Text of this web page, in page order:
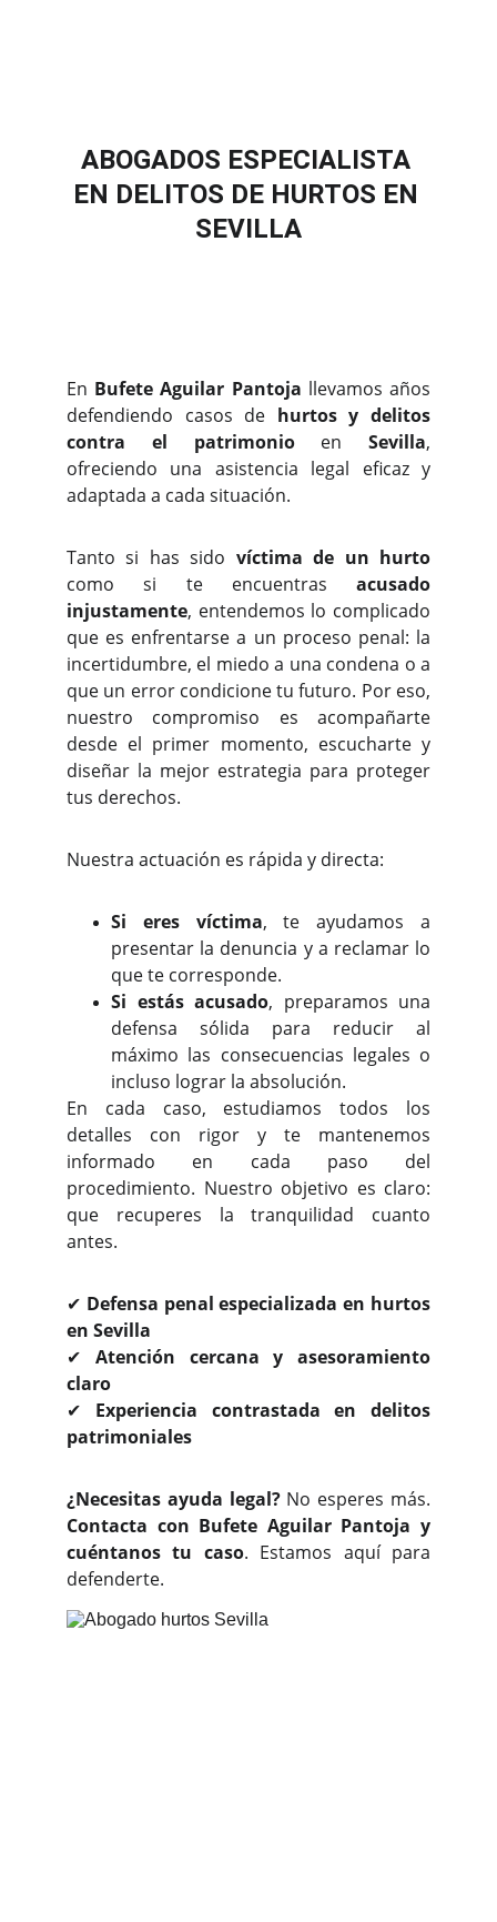
ABOGADOS ESPECIALISTA
EN DELITOS DE HURTOS EN
SEVILLA
En Bufete Aguilar Pantoja llevamos años
defendiendo casos de hurtos y delitos
contra el patrimonioen Sevilla,
ofreciendo una asistencia legal eficaz y
adaptada a cada situación.
Tanto si has sido víctima de un hurto
como si te encuentras acusado
injustamente, entendemos lo complicado
que es enfrentarse a un proceso penal: la
incertidumbre, el miedo a una condena o a
que un error condicione tu futuro. Por eso,
nuestro compromiso es acompañarte
desde el primer momento, escucharte y
diseñar la mejor estrategia para proteger
tus derechos.
Nuestra actuación es rápida y directa:
Si eres víctima, te ayudamos a
presentar la denuncia y a reclamar lo
que te corresponde.
Si estás acusado, preparamos una
defensa sólida para reducir al
máximo las consecuencias legales o
incluso lograr la absolución.
En cada caso, estudiamos todos los
detalles con rigor y te mantenemos
informado en cada paso del
procedimiento. Nuestro objetivo es claro:
que recuperes la tranquilidad cuanto
antes.
✔ Defensa penal especializada en hurtos
en Sevilla
✔ Atención cercana y asesoramiento
claro
✔ Experiencia contrastada en delitos
patrimoniales
¿Necesitas ayuda legal?No esperes más.
Contacta con Bufete Aguilar Pantoja y
cuéntanos tu caso. Estamos aquí para
defenderte.